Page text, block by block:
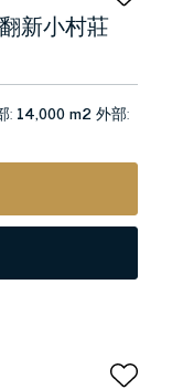
新小村莊
: 14,000 m2外部: